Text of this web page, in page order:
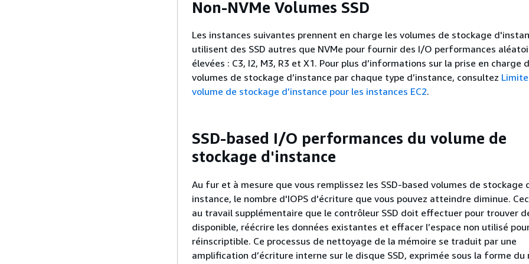
Non-NVMe Volumes SSD
Les instances suivantes prennent en charge les volumes de stockage
utilisent des SSD autres que NVMe pour fournir des I/O performances
élevées : C3, I2, M3, R3 et X1. Pour plus d’informations sur la prise en charge
volumes de stockage d’instance par chaque type d’instance, consultez
volume de stockage d’instance pour les instances EC2.
SSD-based I/O performances du volume de
stockage d'instance
Au fur et à mesure que vous remplissez les SSD-based volumes de stockage
instance, le nombre d'IOPS d'écriture que vous pouvez atteindre diminue.
au travail supplémentaire que le contrôleur SSD doit effectuer pour trouver
disponible, réécrire les données existantes et effacer l’espace non utilisé
réinscriptible. Ce processus de nettoyage de la mémoire se traduit par une
amplification d’écriture interne sur le disque SSD, exprimée sous la forme du